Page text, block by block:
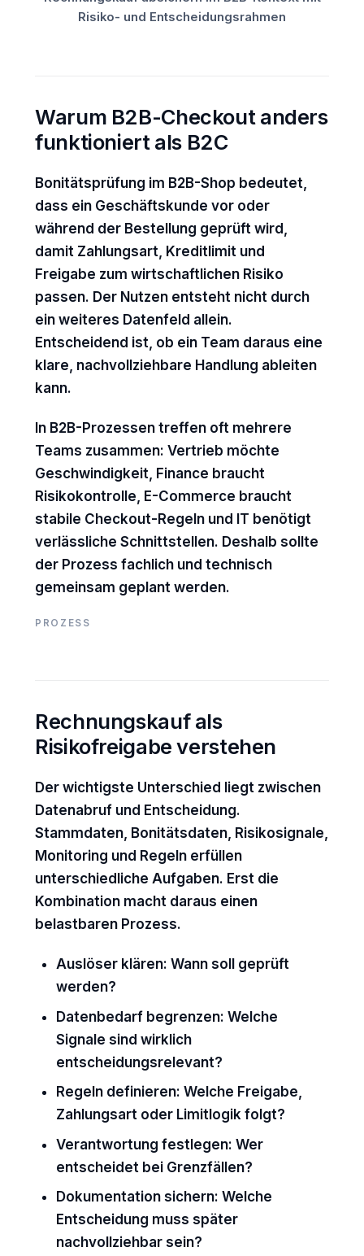
Risiko- und Entscheidungsrahmen
Warum B2B-Checkout anders
funktioniert als B2C
Bonitätsprüfung im B2B-Shop bedeutet,
dass ein Geschäftskunde vor oder
während der Bestellung geprüft wird,
damit Zahlungsart, Kreditlimit und
Freigabe zum wirtschaftlichen Risiko
passen. Der Nutzen entsteht nicht durch
ein weiteres Datenfeld allein.
Entscheidend ist, ob ein Team daraus eine
klare, nachvollziehbare Handlung ableiten
kann.
In B2B-Prozessen treffen oft mehrere
Teams zusammen: Vertrieb möchte
Geschwindigkeit, Finance braucht
Risikokontrolle, E-Commerce braucht
stabile Checkout-Regeln und IT benötigt
verlässliche Schnittstellen. Deshalb sollte
der Prozess fachlich und technisch
gemeinsam geplant werden.
PROZESS
Rechnungskauf als
Risikofreigabe verstehen
Der wichtigste Unterschied liegt zwischen
Datenabruf und Entscheidung.
Stammdaten, Bonitätsdaten, Risikosignale,
Monitoring und Regeln erfüllen
unterschiedliche Aufgaben. Erst die
Kombination macht daraus einen
belastbaren Prozess.
Auslöser klären: Wann soll geprüft
werden?
Datenbedarf begrenzen: Welche
Signale sind wirklich
entscheidungsrelevant?
Regeln definieren: Welche Freigabe,
Zahlungsart oder Limitlogik folgt?
Verantwortung festlegen: Wer
entscheidet bei Grenzfällen?
Dokumentation sichern: Welche
Entscheidung muss später
nachvollziehbar sein?